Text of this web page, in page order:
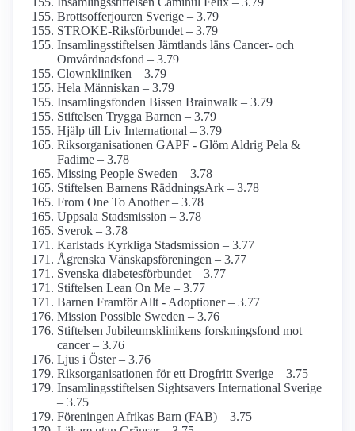
Brottsoffer­jouren Sverige – 3.79
STROKE-Riksförbundet – 3.79
Insamlings­stiftelsen Jämtlands läns Cancer- och
Omvårdnads­fond – 3.79
Clownkliniken – 3.79
Hela Människan – 3.79
Insamlings­fonden Bissen Brainwalk – 3.79
Stiftelsen Trygga Barnen – 3.79
Hjälp till Liv International – 3.79
Riks­organisationen GAPF - Glöm Aldrig Pela &
Fadime – 3.78
Missing People Sweden – 3.78
Stiftelsen Barnens RäddningsArk – 3.78
From One To Another – 3.78
Uppsala Stadsmission – 3.78
Sverok – 3.78
Karlstads Kyrkliga Stadsmission – 3.77
Ågrenska Vänskapsföreningen – 3.77
Svenska diabetes­förbundet – 3.77
Stiftelsen Lean On Me – 3.77
Barnen Framför Allt - Adoptioner – 3.77
Mission Possible Sweden – 3.76
Stiftelsen Jubileums­klinikens forsknings­fond mot
cancer – 3.76
Ljus i Öster – 3.76
Riks­organisationen för ett Drogfritt Sverige – 3.75
Insamlings­stiftelsen Sightsavers International Sverige
– 3.75
Föreningen Afrikas Barn (FAB) – 3.75